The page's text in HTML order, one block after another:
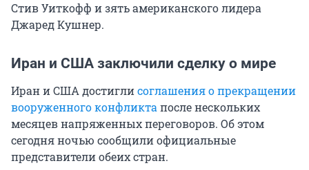
Стив Уиткофф и зять американского лидера
Джаред Кушнер.
Иран и США заключили сделку о мире
Иран и США достиглисоглашения о прекращении
вооруженного конфликтапосле нескольких
месяцев напряженных переговоров. Об этом
сегодня ночью сообщили официальные
представители обеих стран.